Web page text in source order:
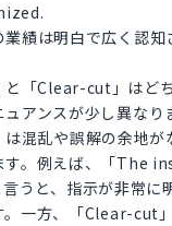
業績は明白で広く認知
「Clear-cut」はど
アンスが少し異なり
混乱や誤解の余地が
す。例えば、「The
うと、指示が非常に
。一方、「Clear-cut